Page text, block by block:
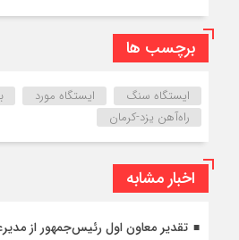
برچسب ها
ایستگاه سنگ ایستگاه مورد
راه‌آهن یزد-کرمان
اخبار مشابه
تقدیر معاون اول رئیس‌جمهور از